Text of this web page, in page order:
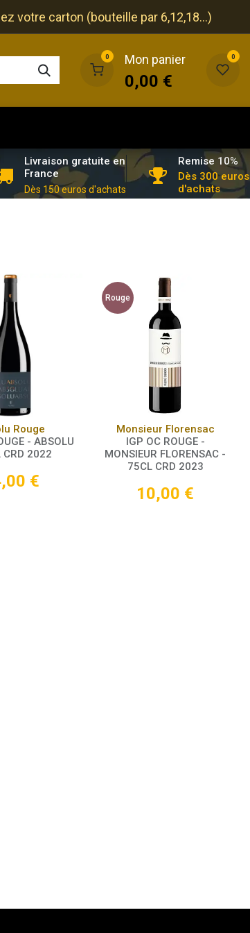
votre carton (bouteille par 6,12,18...)
0 Mon panier
0,00 €
0
Livraison gratuite en
France
Dès 150 euros d'achats
Remise 10%
Dès 300 euros
d'achats
Rouge
- ABSOLU
CRD 2022
€
Rouge
Panier
Monsieur Florensac
IGP OC ROUGE -
MONSIEUR FLORENSAC -
75CL CRD 2023
10,00 €